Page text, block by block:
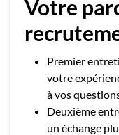
Votre
Premier
votre
à vos
Deuxième
un échange